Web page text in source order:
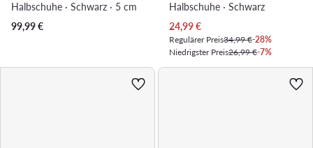
Halbschuhe · Schwarz · 5 cm
99,99€
Halbschuhe · Schwarz
Aktueller Preis
24,99€
Regulärer Preis34,99 €-28%
Niedrigster Preis26,99 €-7%